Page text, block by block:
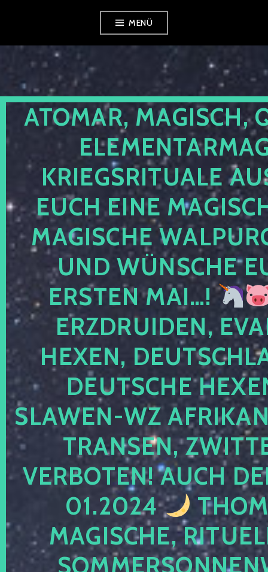
springen
MENÜ
ATOMAR, MAGISCH,
KRIEGSRITUALE
EUCH EINE
MAGISCHE
UND WÜNSCHE
ERSTEN MAI…!
ERZDRUIDEN,
HEXEN,
DEUTSCHE
SLAWEN-WZ
TRANSEN,
VERBOTEN! AUCH
01.2024
MAGISCHE,